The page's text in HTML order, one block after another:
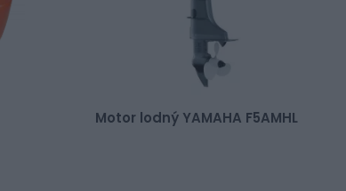
Motor lodný YAMAHA F5AMHL